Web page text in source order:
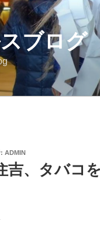
ブログ
ADMIN
吉、タバコ